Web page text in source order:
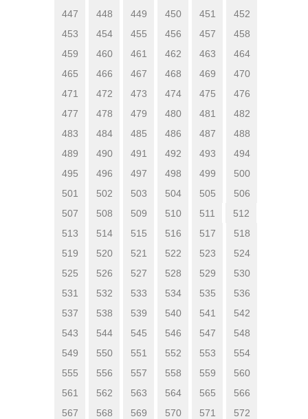
447 448 449 450 451
452
453
454 455 456 457
458
459
460 461 462 463
464
465
466 467 468 469
470
471
472 473 474 475
476
477
478 479 480 481
482
483
484 485 486 487
488
489
490 491 492 493
494
495
496 497 498 499
500
501
502 503 504 505
506
507
508 509 510 511
512
513
514 515 516 517
518
519
520 521 522 523
524
525
526 527 528 529
530
531
532 533 534 535
536
537
538 539 540 541
542
543
544 545 546 547
548
549
550 551 552 553
554
555
556 557 558 559
560
561
562 563 564 565
566
567
568 569 570 571
572